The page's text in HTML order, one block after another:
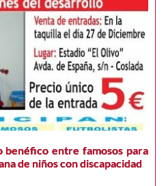
benéfico entre famosos para
de niños con discapacidad